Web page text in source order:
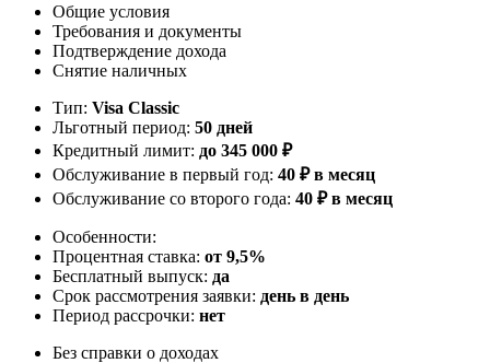
Общие условия
Требования и документы
Подтверждение дохода
Снятие наличных
Тип: Visa Classic
Льготный период: 50 дней
Кредитный лимит: до 345 000 ₽
Обслуживание в первый год: 40 ₽ в месяц
Обслуживание со второго года: 40 ₽ в месяц
Особенности:
Процентная ставка: от 9,5%
Бесплатный выпуск: да
Срок рассмотрения заявки: день в день
Период рассрочки: нет
Без справки о доходах